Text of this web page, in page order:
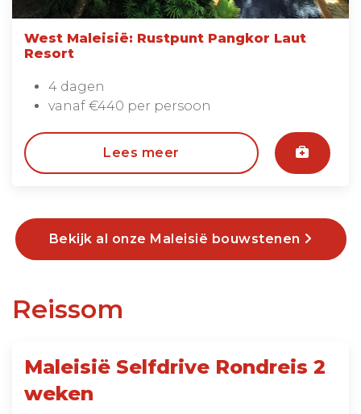
West Maleisië: Rustpunt Pangkor Laut
Resort
4 dagen
vanaf €440 per persoon
Lees meer
Bekijk al onze Maleisië bouwstenen
Reissom
Maleisië Selfdrive Rondreis 2
weken